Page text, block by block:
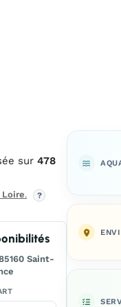
sur 478
Loire. ?
Saint-